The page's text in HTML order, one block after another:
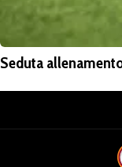
Seduta